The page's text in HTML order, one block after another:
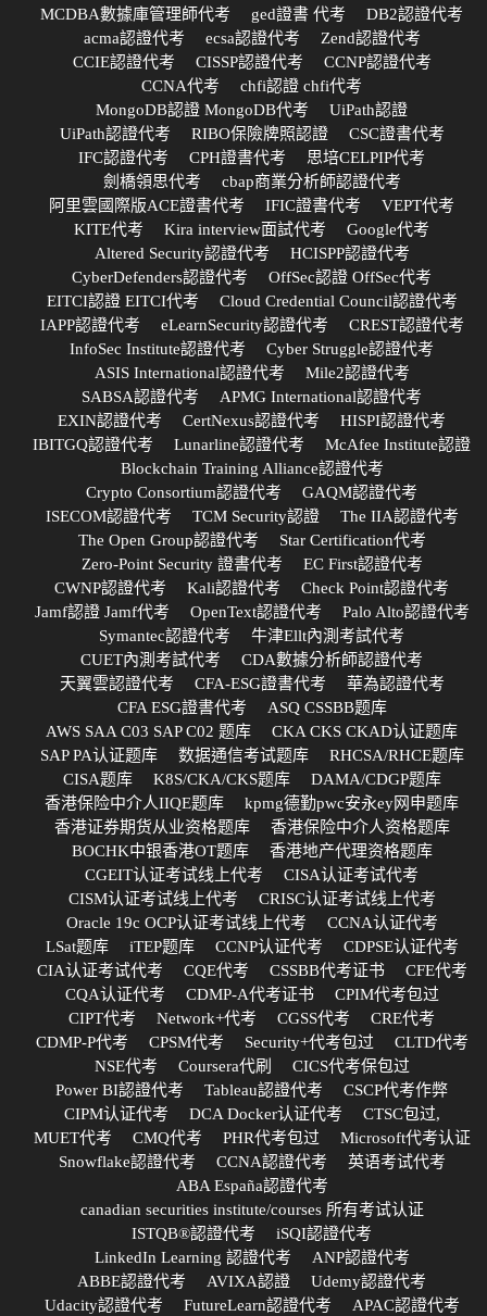
MCDBA數據庫管理師代考
ged證書 代考
DB2認證代考
acma認證代考
ecsa認證代考
Zend認證代考
CCIE認證代考
CISSP認證代考
CCNP認證代考
CCNA代考
chfi認證 chfi代考
MongoDB認證 MongoDB代考
UiPath認證
UiPath認證代考
RIBO保險牌照認證
CSC證書代考
IFC認證代考
CPH證書代考
思培CELPIP代考
劍橋領思代考
cbap商業分析師認證代考
阿里雲國際版ACE證書代考
IFIC證書代考
VEPT代考
KITE代考
Kira interview面試代考
Google代考
Altered Security認證代考
HCISPP認證代考
CyberDefenders認證代考
OffSec認證 OffSec代考
EITCI認證 EITCI代考
Cloud Credential Council認證代考
IAPP認證代考
eLearnSecurity認證代考
CREST認證代考
InfoSec Institute認證代考
Cyber Struggle認證代考
ASIS International認證代考
Mile2認證代考
SABSA認證代考
APMG International認證代考
EXIN認證代考
CertNexus認證代考
HISPI認證代考
IBITGQ認證代考
Lunarline認證代考
McAfee Institute認證
Blockchain Training Alliance認證代考
Crypto Consortium認證代考
GAQM認證代考
ISECOM認證代考
TCM Security認證
The IIA認證代考
The Open Group認證代考
Star Certification代考
Zero-Point Security 證書代考
EC First認證代考
CWNP認證代考
Kali認證代考
Check Point認證代考
Jamf認證 Jamf代考
OpenText認證代考
Palo Alto認證代考
Symantec認證代考
牛津Ellt內測考試代考
CUET內測考試代考
CDA數據分析師認證代考
天翼雲認證代考
CFA-ESG證書代考
華為認證代考
CFA ESG證書代考
ASQ CSSBB题库
AWS SAA C03 SAP C02 题库
CKA CKS CKAD认证题库
SAP PA认证题库
数据通信考试题库
RHCSA/RHCE题库
CISA题库
K8S/CKA/CKS题库
DAMA/CDGP题库
香港保险中介人IIQE题库
kpmg德勤pwc安永ey网申题库
香港证券期货从业资格题库
香港保险中介人资格题库
BOCHK中银香港OT题库
香港地产代理资格题库
CGEIT认证考试线上代考
CISA认证考试代考
CISM认证考试线上代考
CRISC认证考试线上代考
Oracle 19c OCP认证考试线上代考
CCNA认证代考
LSat题库
iTEP题库 CCNP认证代考
CDPSE认证代考
CIA认证考试代考
CQE代考 CSSBB代考证书
CFE代考
CQA认证代考
CDMP-A代考证书
CPIM代考包过
CIPT代考
Network+代考 CGSS代考
CRE代考
CDMP-P代考
CPSM代考 Security+代考包过
CLTD代考
NSE代考
Coursera代刷
CICS代考保包过
Power BI認證代考
Tableau認證代考
CSCP代考作弊
CIPM认证代考
DCA Docker认证代考
CTSC包过,
MUET代考
CMQ代考 PHR代考包过
Microsoft代考认证
Snowflake認證代考
CCNA認證代考
英语考试代考
ABA España認證代考
canadian securities institute/courses 所有考试认证
ISTQB®認證代考
iSQI認證代考
LinkedIn Learning 認證代考
ANP認證代考
ABBE認證代考
AVIXA認證
Udemy認證代考
Udacity認證代考
FutureLearn認證代考
APAC認證代考